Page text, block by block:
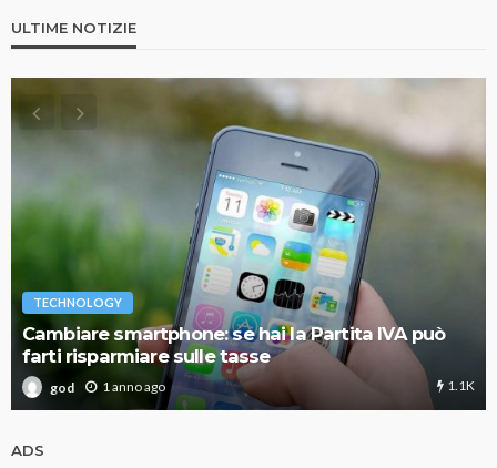
ULTIME NOTIZIE
TECHNOLOGY
Cambiare smartphone: se hai la Partita IVA può
farti risparmiare sulle tasse
god 1 anno ago 1.1K
ADS